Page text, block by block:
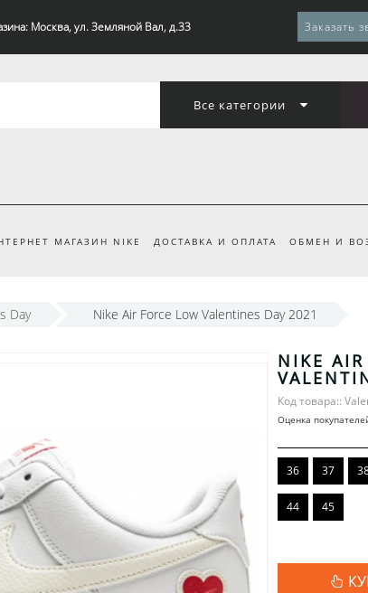
Москва, ул. Земляной Вал, д.33 Заказать
Все категории
МАГАЗИН NIKE ДОСТАВКА И ОПЛАТА ОБМЕН И
Day Nike Air Force Low Valentines Day 2021
NIKE AIR
Код товара::
Оценка
36 37
44 45